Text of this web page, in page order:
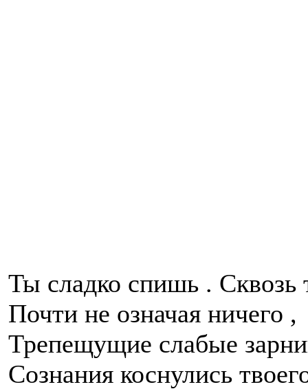
Ты сладко спишь .
Почти не означая ничего ,
Трепещущие слабые
Сознания коснулись